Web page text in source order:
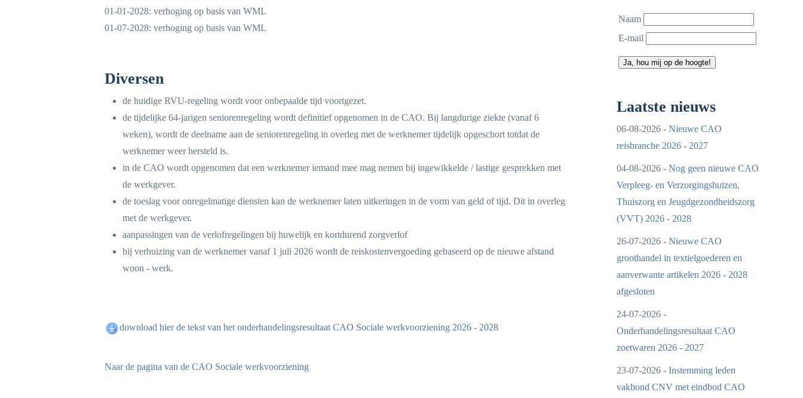
01-01-2028: verhoging op basis van WML
01-07-2028: verhoging op basis van WML
Diversen
de huidige RVU-regeling wordt voor onbepaalde tijd voortgezet.
de tijdelijke 64-jarigen seniorenregeling wordt definitief opgenomen in de CAO. Bij langdurige ziekte (vanaf 6
weken), wordt de deelname aan de seniorenregeling in overleg met de werknemer tijdelijk opgeschort totdat de
werknemer weer hersteld is.
in de CAO wordt opgenomen dat een werknemer iemand mee mag nemen bij ingewikkelde / lastige gesprekken met
de werkgever.
de toeslag voor onregelmatige diensten kan de werknemer laten uitkeringen in de vorm van geld of tijd. Dit in overleg
met de werkgever.
aanpassingen van de verlofregelingen bij huwelijk en kortdurend zorgverlof
bij verhuizing van de werknemer vanaf 1 juli 2026 wordt de reiskostenvergoeding gebaseerd op de nieuwe afstand
woon - werk.
download hier de tekst van het onderhandelingsresultaat CAO Sociale werkvoorziening 2026 - 2028
Naar de pagina van de CAO Sociale werkvoorziening
Naam
E-mail
Ja, hou mij op de hoogte!
Laatste nieuws
06-08-2026 - Nieuwe CAO
reisbranche 2026 - 2027
04-08-2026 - Nog geen nieuwe CAO
Verpleeg- en Verzorgingshuizen,
Thuiszorg en Jeugdgezondheidszorg
(VVT) 2026 - 2028
26-07-2026 - Nieuwe CAO
groothandel in textielgoederen en
aanverwante artikelen 2026 - 2028
afgesloten
24-07-2026 -
Onderhandelingsresultaat CAO
zoetwaren 2026 - 2027
23-07-2026 - Instemming leden
vakbond CNV met eindbod CAO